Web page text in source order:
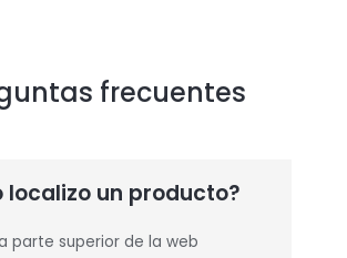
frecuentes
localizo un producto?
parte superior de la web